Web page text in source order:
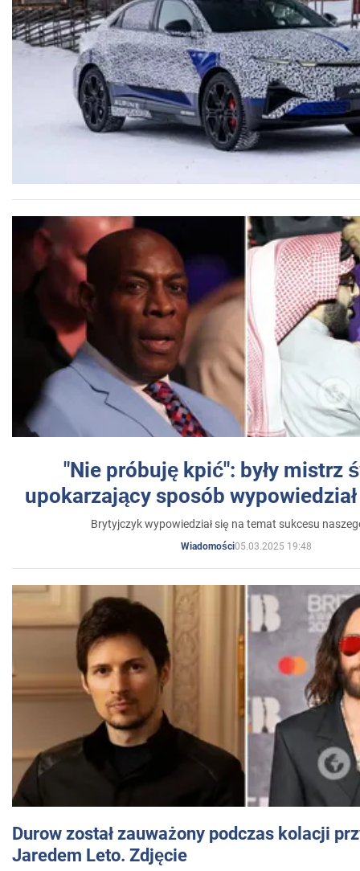
"Nie próbuję kpić": były mistrz
upokarzający sposób
Brytyjczyk wypowiedział się na temat sukcesu
Wiadomości05.03.2025 19:48
Durow został zauważony podczas kolacji
Jaredem Leto. Zdjęcie